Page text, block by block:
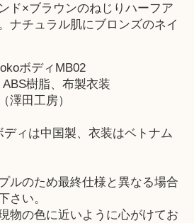
ド×ブラウンのねじりハーフア
ナチュラル肌にブロンズのネイ
ボディMB02
樹脂、布製衣装
澤田工房）
ディは中国製、衣装はベトナム
ルのため最終仕様と異なる場合
さい。
物の色に近いように心がけてお